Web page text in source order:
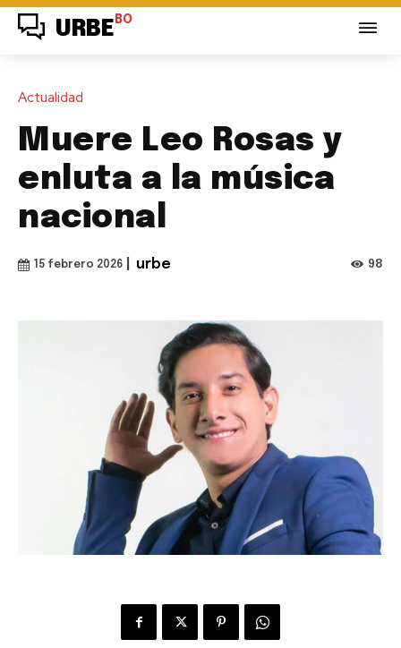
URBE BO
Actualidad
Muere Leo Rosas y
enluta a la música
nacional
15 febrero 2026 urbe 98